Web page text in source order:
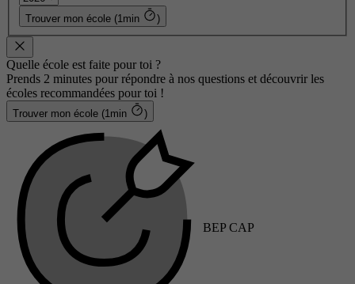
Trouver mon école (1min )
Quelle école est faite pour toi ?
Prends 2 minutes pour répondre à nos questions et découvrir les
écoles recommandées pour toi !
Trouver mon école (1min )
BEP CAP